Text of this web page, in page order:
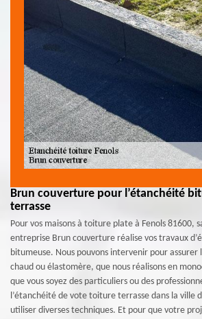
Brun couverture pour l’étanchéité
terrasse
Pour vos maisons à toiture plate à Fenols 81600,
entreprise Brun couverture réalise vos travaux
bitumeuse. Nous pouvons intervenir pour assurer
chaud ou élastomère, que nous réalisons en
que vous soyez des particuliers ou des
l’étanchéité de vote toiture terrasse dans la ville
utiliser diverses techniques. Et pour que votre